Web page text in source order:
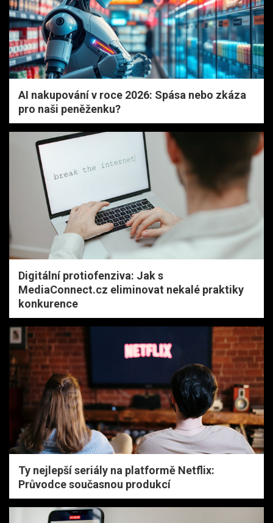
AI nakupování v roce 2026: Spása nebo zkáza
pro naši peněženku?
Digitální protiofenziva: Jak s
MediaConnect.cz eliminovat nekalé praktiky
konkurence
Ty nejlepší seriály na platformě Netflix:
Průvodce současnou produkcí